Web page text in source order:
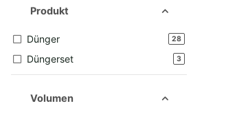
Produkt
Dünger 28Artikel gefunden
Düngerset 3Artikel gefunden
Volumen